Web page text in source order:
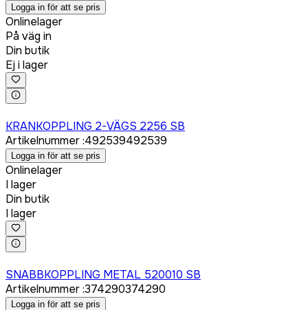
Logga in för att se pris
Onlinelager
På väg in
Din butik
Ej i lager
KRANKOPPLING 2-VÄGS 2256 SB
Artikelnummer:492539492539
Logga in för att se pris
Onlinelager
I lager
Din butik
I lager
SNABBKOPPLING METAL 520010 SB
Artikelnummer:374290374290
Logga in för att se pris